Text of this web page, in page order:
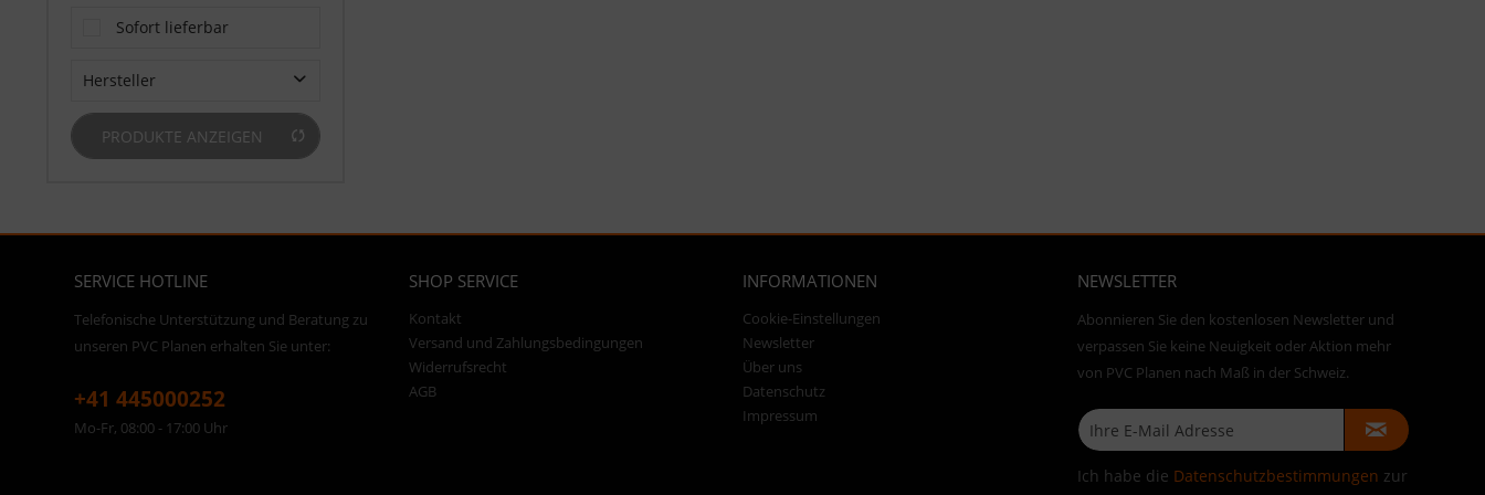
Sofort lieferbar
Hersteller
H.E.L.P. Technische Planenkonfektions GmbH
PRODUKTE ANZEIGEN
SERVICE HOTLINE
Telefonische Unterstützung und Beratung zu
unseren PVC Planen erhalten Sie unter:
+41 445000252
Mo-Fr, 08:00 - 17:00 Uhr
SHOP SERVICE
Kontakt
Versand und Zahlungsbedingungen
Widerrufsrecht
AGB
INFORMATIONEN
Cookie-Einstellungen
Newsletter
Über uns
Datenschutz
Impressum
NEWSLETTER
Abonnieren Sie den kostenlosen Newsletter und
verpassen Sie keine Neuigkeit oder Aktion mehr
von PVC Planen nach Maß in der Schweiz.
Ich habe die Datenschutzbestimmungen zur